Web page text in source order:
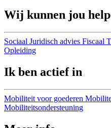
Wij kunnen jou
Sociaal Juridisch advies Fiscaal
Opleiding
Ik ben actief in
Mobiliteit voor goederen
Mobiliteitsondersteuning